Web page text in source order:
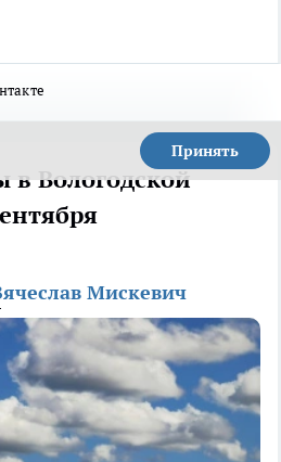
Принять
в Вологодской
Мискевич